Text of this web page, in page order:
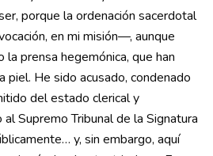
porque la ordenación sacerdotal
en mi misión—, aunque
prensa hegemónica, que han
piel. He sido acusado, condenado
del estado clerical y
Supremo Tribunal de la Signatura
y, sin embargo, aquí